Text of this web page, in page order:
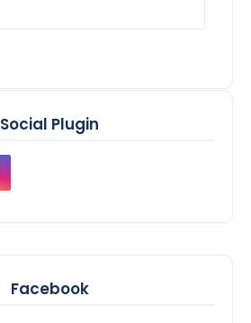
Social Plugin
Facebook